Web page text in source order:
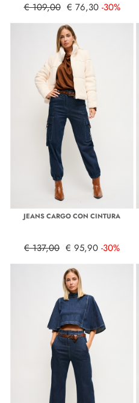
€ 109,00 € 76,30 -30%
JEANS CARGO CON CINTURA
€ 137,00 € 95,90 -30%